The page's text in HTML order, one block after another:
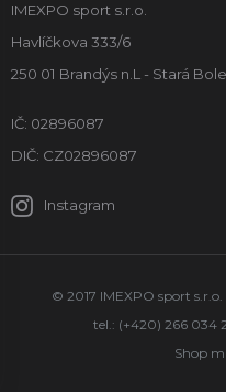
IMEXPO sport s.r.o.
Havlíčkova 333/6
250 01 Brandýs n.L - Stará
IČ: 02896087
DIČ: CZ02896087
Instagram
© 2017 IMEXPO sport
tel.: (+420) 266 034
Shop